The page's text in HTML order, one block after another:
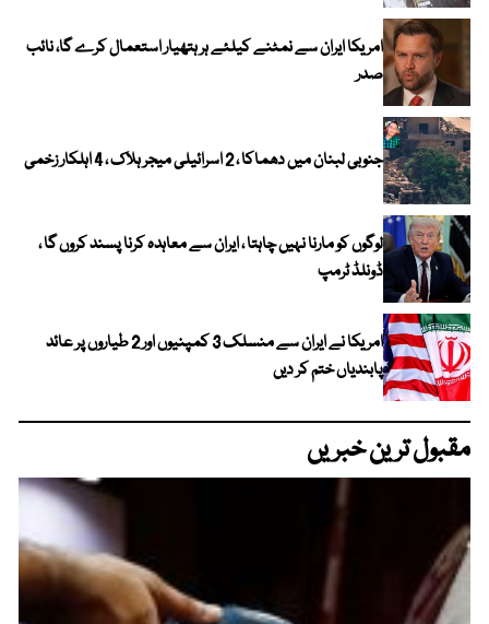
امریکا ایران سے نمٹنے کیلئے ہر ہتھیار استعمال کرے گا، نائب
صدر
جنوبی لبنان میں دھماکا ، 2 اسرائیلی میجر ہلاک ، 4 اہلکار زخمی
لوگوں کو مارنا نہیں چاہتا ، ایران سے معاہدہ کرنا پسند کروں گا ،
ڈونلڈ ٹرمپ
امریکا نے ایران سے منسلک 3 کمپنیوں اور 2 طیاروں پر عائد
پابندیاں ختم کر دیں
مقبول ترین خبریں